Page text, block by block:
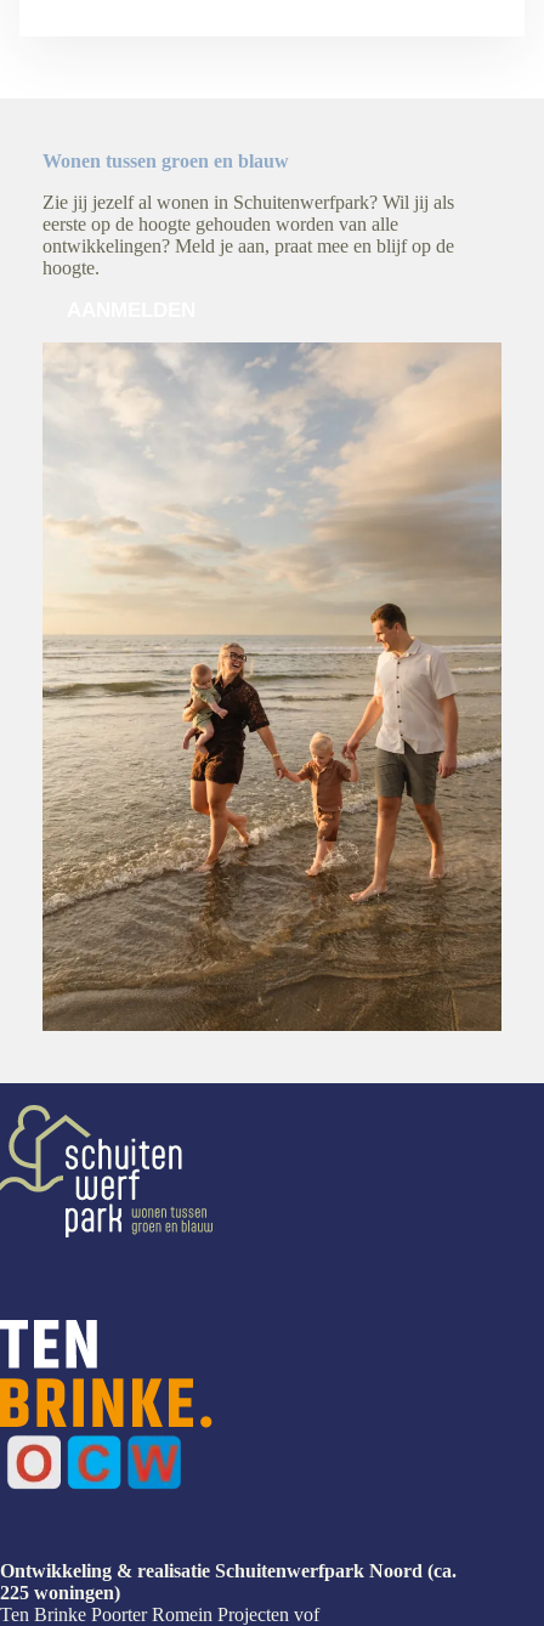
Wonen tussen groen en blauw
Zie jij jezelf al wonen in Schuitenwerfpark? Wil jij als
eerste op de hoogte gehouden worden van alle
ontwikkelingen? Meld je aan, praat mee en blijf op de
hoogte.
Ontwikkeling & realisatie Schuitenwerfpark Noord (ca.
225 woningen)
Ten Brinke Poorter Romein Projecten vof